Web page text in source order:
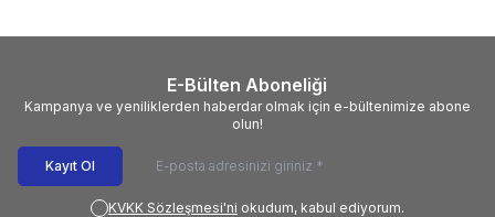
E-Bülten Aboneliği
Kampanya ve yeniliklerden haberdar olmak için e-bültenimize abone
olun!
Kayıt Ol
KVKK Sözleşmesi'ni okudum, kabul ediyorum.